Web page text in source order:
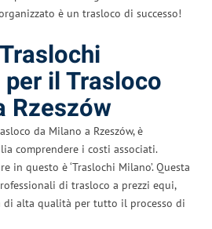
è un trasloco di successo!
il Trasloco
Rzeszów
da Milano a Rzeszów, è
comprendere i costi associati.
in questo è ‘Traslochi Milano’. Questa
di trasloco a prezzi equi,
di alta qualità per tutto il processo di